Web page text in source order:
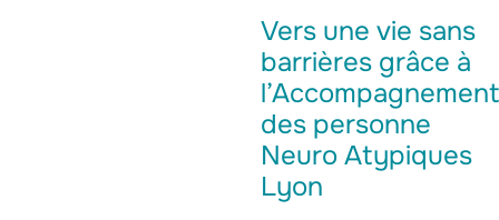
Vers une vie sans
barrières grâce à
l’Accompagnement
des personne
Neuro Atypiques
Lyon